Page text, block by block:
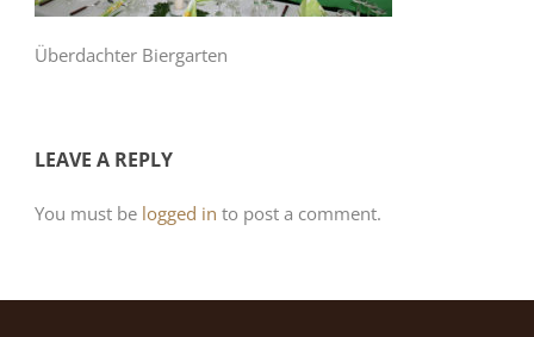
Überdachter Biergarten
LEAVE A REPLY
You must be logged in to post a comment.